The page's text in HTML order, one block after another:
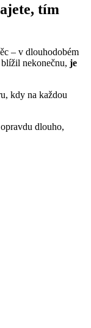
tím
– v dlouhodobém
nekonečnu, je
kdy na každou
dlouho,